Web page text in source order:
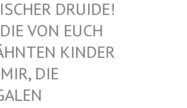
DRUIDE! NUR D
EUCH ERWÄHN
VON MI
ILLEGA